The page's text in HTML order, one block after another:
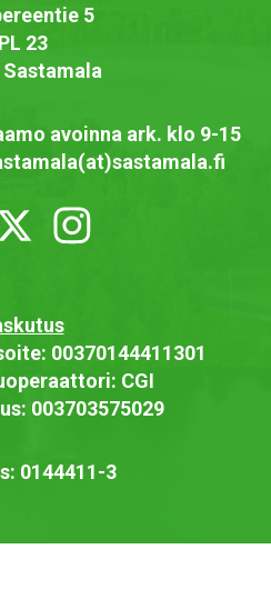
5
PL 23
Sastamala
avoinna ark. klo 9-15
00370144411301
CGI
003703575029
0144411-3